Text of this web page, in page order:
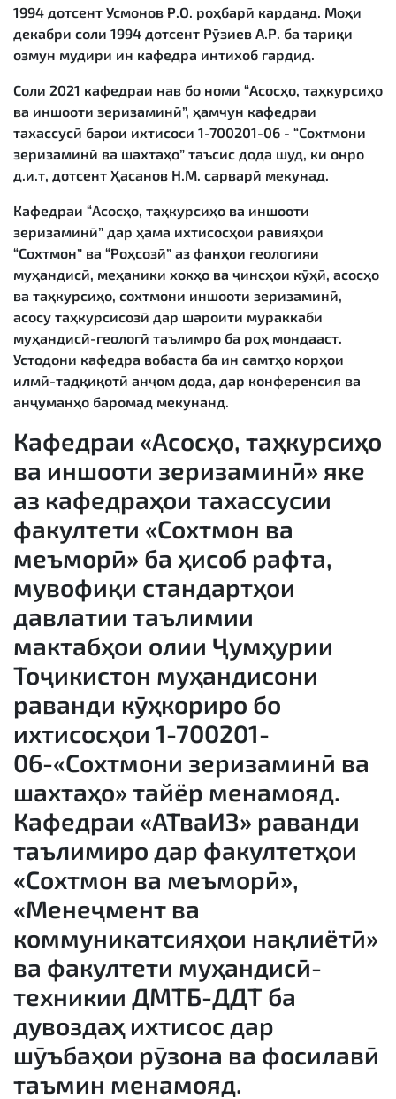
1994 дотсент Усмонов Р.О. роҳбарӣ карданд. Моҳи
декабри соли 1994 дотсент Рӯзиев А.Р. ба тариқи
озмун мудири ин кафедра интихоб гардид.
Соли 2021 кафедраи нав бо номи “Асосҳо, таҳкурсиҳо
ва иншооти зеризаминӣ”, ҳамчун кафедраи
тахассусӣ барои ихтисоси 1-700201-06 - “Сохтмони
зеризаминӣ ва шахтаҳо” таъсис дода шуд, ки онро
д.и.т, дотсент Ҳасанов Н.М. сарварӣ мекунад.
Кафедраи “Асосҳо, таҳкурсиҳо ва иншооти
зеризаминӣ” дар ҳама ихтисосҳои равияҳои
“Сохтмон” ва “Роҳсозӣ” аз фанҳои геологияи
муҳандисӣ, меҳаники хокҳо ва ҷинсҳои кӯҳӣ, асосҳо
ва таҳкурсиҳо, сохтмони иншооти зеризаминӣ,
асосу таҳкурсисозӣ дар шароити мураккаби
муҳандисӣ-геологӣ таълимро ба роҳ мондааст.
Устодони кафедра вобаста ба ин самтҳо корҳои
илмӣ-тадқиқотӣ анҷом дода, дар конференсия ва
анҷуманҳо баромад мекунанд.
Кафедраи «Асосҳо, таҳкурсиҳо
ва иншооти зеризаминӣ» яке
аз кафедраҳои тахассусии
факултети «Сохтмон ва
меъморӣ» ба ҳисоб рафта,
мувофиқи стандартҳои
давлатии таълимии
мактабҳои олии Ҷумҳурии
Тоҷикистон муҳандисони
раванди кӯҳкориро бо
ихтисосҳои 1-700201-
06-«Сохтмони зеризаминӣ ва
шахтаҳо» тайёр менамояд.
Кафедраи «АТваИЗ» раванди
таълимиро дар факултетҳои
«Сохтмон ва меъморӣ»,
«Менеҷмент ва
коммуникатсияҳои нақлиётӣ»
ва факултети муҳандисӣ-
техникии ДМТБ-ДДТ ба
дувоздаҳ ихтисос дар
шӯъбаҳои рӯзона ва фосилавӣ
таъмин менамояд.